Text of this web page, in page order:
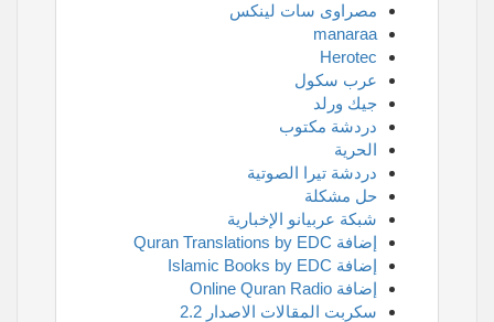
مصراوى سات لينكس
manaraa
Herotec
عرب سكول
جيك ورلد
دردشة مكتوب
الحرية
دردشة تيرا الصوتية
حل مشكلة
شبكة عربيانو الإخبارية
إضافة Quran Translations by EDC
إضافة Islamic Books by EDC
إضافة Online Quran Radio
سكربت المقالات الاصدار 2.2